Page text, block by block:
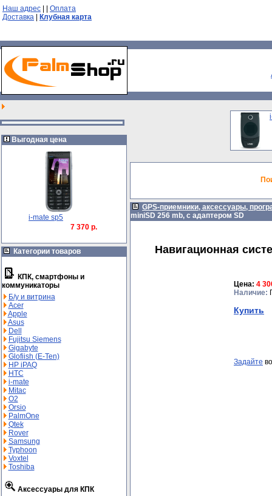
Наш адрес
Оплата
Доставка
Клубная карта
Выгодная цена
i-mate sp5
7 370 р.
Категории товаров
КПК, смартфоны и
коммуникаторы
Б/у и витрина
Acer
Apple
Asus
Dell
Fujitsu Siemens
Gigabyte
Glofiish (E-Ten)
HP iPAQ
HTC
i-mate
Mitac
O2
Orsio
PalmOne
Qtek
Rover
Samsung
Typhoon
Voxtel
Toshiba
Аксессуары для КПК
GPS-приемники, аксессуары,
miniSD 256 mb, с адаптером SD
Навигационная
Цена: 4
Наличие:
Купить
Задайте